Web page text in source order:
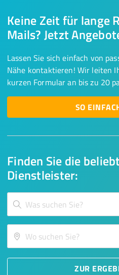
Finden Sie die
Dienstleister:
ZUR
Keine Zeit für lange
Mails? Jetzt
Lassen Sie sich einfach von
Nähe kontaktieren! Wir leiten
kurzen Formular an bis zu 20
SO